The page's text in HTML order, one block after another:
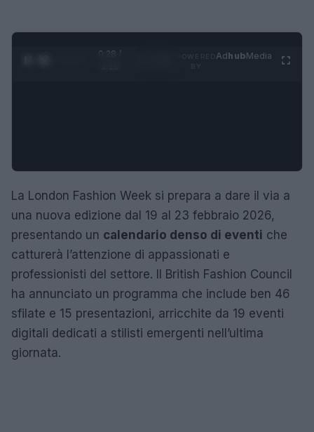
0:29 /
AdhubMedia
La London Fashion Week si prepara a dare il via a
una nuova edizione dal 19 al 23 febbraio 2026,
presentando un calendario denso di eventi che
catturerà l’attenzione di appassionati e
professionisti del settore. Il British Fashion Council
ha annunciato un programma che include ben 46
sfilate e 15 presentazioni, arricchite da 19 eventi
digitali dedicati a stilisti emergenti nell’ultima
giornata.